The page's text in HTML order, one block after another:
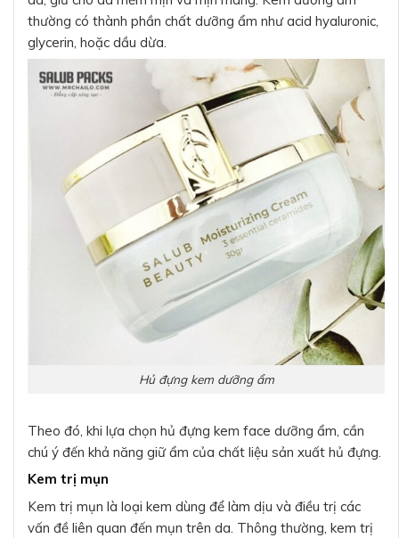
thường có thành phần chất dưỡng ẩm như acid hyaluronic,
glycerin, hoặc dầu dừa.
Hủ đựng kem dưỡng ẩm
Theo đó, khi lựa chọn hủ đựng kem face dưỡng ẩm, cần
chú ý đến khả năng giữ ẩm của chất liệu sản xuất hủ đựng.
Kem trị mụn
Kem trị mụn là loại kem dùng để làm dịu và điều trị các
vấn đề liên quan đến mụn trên da. Thông thường, kem trị